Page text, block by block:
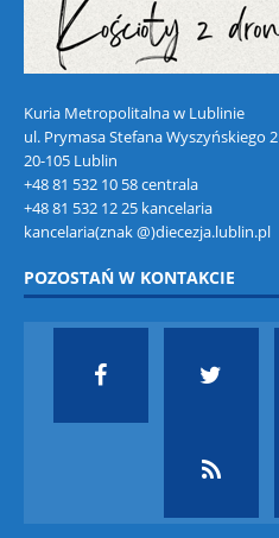
Kuria Metropolitalna w Lublinie
ul. Prymasa Stefana Wyszyńskiego 2
20-105 Lublin
+48 81 532 10 58 centrala
+48 81 532 12 25 kancelaria
kancelaria(znak @)diecezja.lublin.pl
POZOSTAŃ W KONTAKCIE